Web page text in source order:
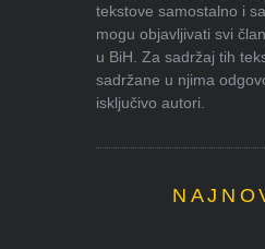
tekstove samostalno i
mogu objavljivati svi
u BiH. Za sadržaj tih
sadržane u njima
isključivo autori.